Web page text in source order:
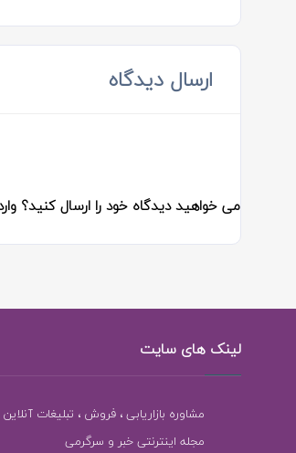
ارسال دیدگاه
می خواهید دیدگاه خود را ارسال کنید؟
لینک های سایت
مشاوره بازاریابی ، فروش ، تبلیغات آنلاین
مجله اینترنتی خبر و سرگرمی